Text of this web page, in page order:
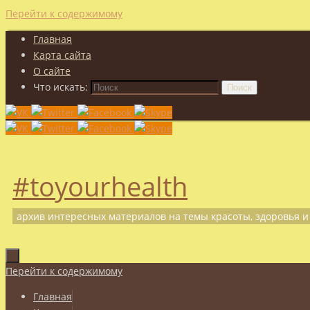
Перейти к содержимому
Главная
Карта сайта
О сайте
Что искать:
Поиск
#toyourhealth
архив интересных материалов на темы красоты, здоровья и
Перейти к содержимому
Главная